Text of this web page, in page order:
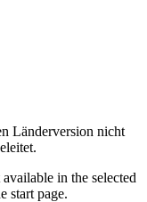
Länderversion nicht
in the selected
start page.